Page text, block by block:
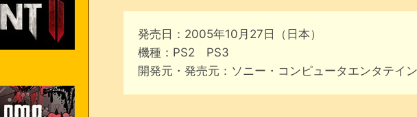
発売日：2005年10月27日（日本）
機種：PS2 PS3
開発元・発売元：ソニー・コンピュータエンタテイ